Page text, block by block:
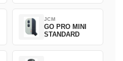
JCM
GO PRO MINI
STANDARD